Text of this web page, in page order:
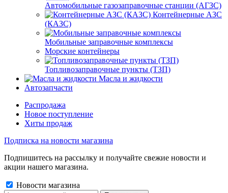
Автомобильные газозаправочные станции (АГЗС)
Контейнерные АЗС
(КАЗС)
Мобильные заправочные комплексы
Морские контейнеры
Топливозаправочные пункты (ТЗП)
Масла и жидкости
Автозапчасти
Распродажа
Новое поступление
Хиты продаж
Подписка на новости магазина
Подпишитесь на рассылку и получайте свежие новости и
акции нашего магазина.
Новости магазина